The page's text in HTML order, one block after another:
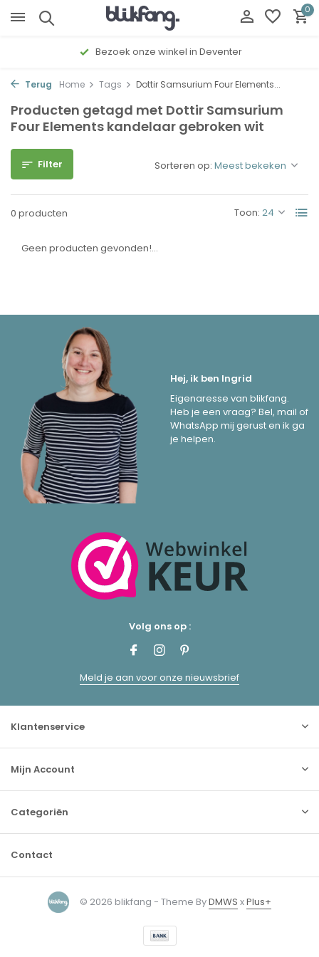
0
Bezoek onze winkel in Deventer
Terug Home Tags Dottir Samsurium Four Elements...
Producten getagd met Dottir Samsurium
Four Elements kandelaar gebroken wit
Filter
0 producten Toon:
Sorteren op:
Geen producten gevonden!...
Hej, ik ben Ingrid
Eigenaresse van blikfang.
Heb je een vraag? Bel, mail of
WhatsApp mij gerust en ik ga
je helpen.
Volg ons op :
Meld je aan voor onze nieuwsbrief
Klantenservice
Mijn Account
Categoriën
Contact
© 2026 blikfang - Theme ByDMWS xPlus+